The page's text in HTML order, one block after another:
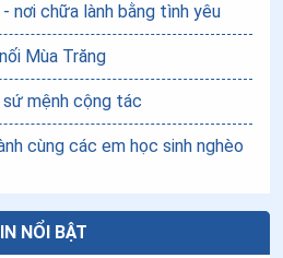
nơi chữa lành bằng tình yêu
Mùa Trăng
sứ mệnh cộng tác
cùng các em học sinh nghèo
nơi mái ấm vùng cao
NỔI BẬT